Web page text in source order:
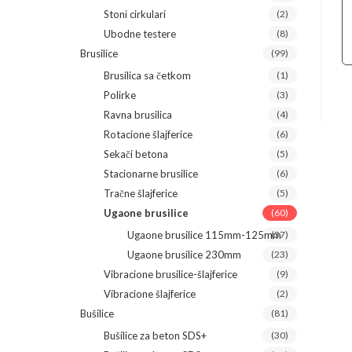
Stoni cirkulari (2)
Ubodne testere (8)
Brusilice (99)
Brusilica sa četkom (1)
Polirke (3)
Ravna brusilica (4)
Rotacione šlajferice (6)
Sekači betona (5)
Stacionarne brusilice (6)
Tračne šlajferice (5)
Ugaone brusilice (60)
Ugaone brusilice 115mm-125mm
(37)
Ugaone brusilice 230mm (23)
Vibracione brusilice-šlajferice (9)
Vibracione šlajferice (2)
Bušilice (81)
Bušilice za beton SDS+ (30)